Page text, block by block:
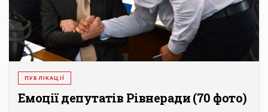
ПУБЛІКАЦІЇ
Емоції депутатів Рівнеради (70 фото)